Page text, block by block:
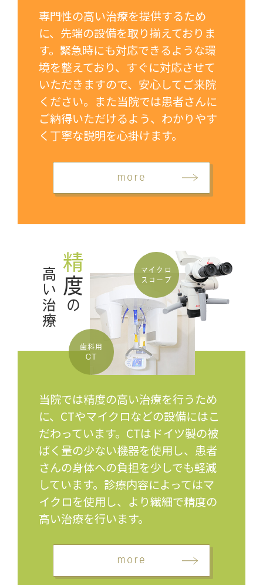
専門性の高い治療を提供するため
に、先端の設備を取り揃えておりま
す。緊急時にも対応できるような環
境を整えており、すぐに対応させて
いただきますので、安心してご来院
ください。また当院では患者さんに
ご納得いただけるよう、わかりやす
く丁寧な説明を心掛けます。
more
精
度
の
高い治療
歯科用
CT
マイクロ
スコープ
当院では精度の高い治療を行うため
に、CTやマイクロなどの設備にはこ
だわっています。CTはドイツ製の被
ばく量の少ない機器を使用し、患者
さんの身体への負担を少しでも軽減
しています。診療内容によってはマ
イクロを使用し、より繊細で精度の
高い治療を行います。
more